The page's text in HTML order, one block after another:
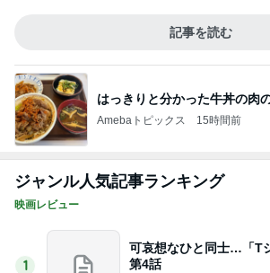
記事を読む
はっきりと分かった牛丼の肉
Amebaトピックス 15時間前
ジャンル人気記事ランキング
映画レビュー
1
可哀想なひと同士…「T
第4話